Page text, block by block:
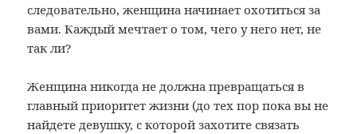
следовательно, женщина начинает охотиться за
вами. Каждый мечтает о том, чего у него нет, не
так ли?
Женщина никогда не должна превращаться в
главный приоритет жизни (до тех пор пока вы не
найдете девушку, с которой захотите связать